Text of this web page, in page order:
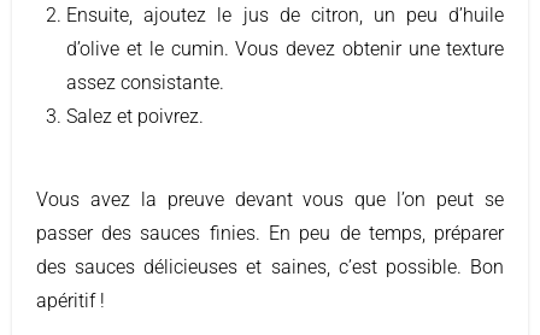
Ensuite, ajoutez le jus de citron, un peu d’huile
d’olive et le cumin. Vous devez obtenir une texture
assez consistante.
Salez et poivrez.
Vous avez la preuve devant vous que l’on peut se
passer des sauces finies. En peu de temps, préparer
des sauces délicieuses et saines, c’est possible. Bon
apéritif !